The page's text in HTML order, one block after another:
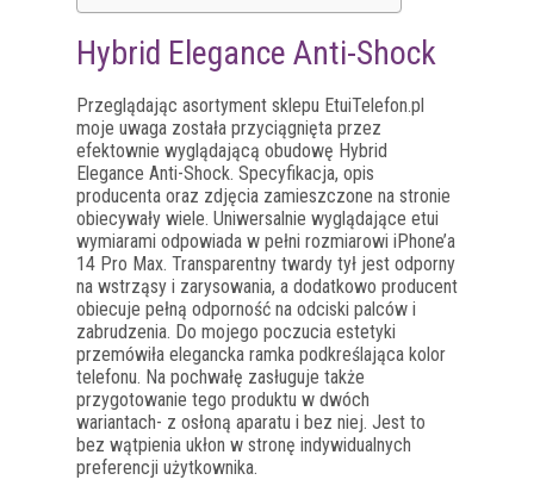
Hybrid Elegance Anti-Shock
Przeglądając asortyment sklepu EtuiTelefon.pl
moje uwaga została przyciągnięta przez
efektownie wyglądającą obudowę Hybrid
Elegance Anti-Shock. Specyfikacja, opis
producenta oraz zdjęcia zamieszczone na stronie
obiecywały wiele. Uniwersalnie wyglądające etui
wymiarami odpowiada w pełni rozmiarowi iPhone’a
14 Pro Max. Transparentny twardy tył jest odporny
na wstrząsy i zarysowania, a dodatkowo producent
obiecuje pełną odporność na odciski palców i
zabrudzenia. Do mojego poczucia estetyki
przemówiła elegancka ramka podkreślająca kolor
telefonu. Na pochwałę zasługuje także
przygotowanie tego produktu w dwóch
wariantach- z osłoną aparatu i bez niej. Jest to
bez wątpienia ukłon w stronę indywidualnych
preferencji użytkownika.